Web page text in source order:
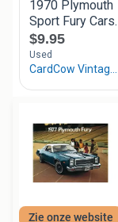
Zie onze website